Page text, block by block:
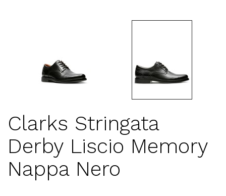
Clarks Stringata
Derby Liscio Memory
Nappa Nero